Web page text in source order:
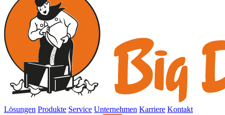
Lösungen Produkte Service Unternehmen Karriere Kontakt